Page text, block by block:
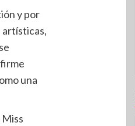
y por
artísticas,
una